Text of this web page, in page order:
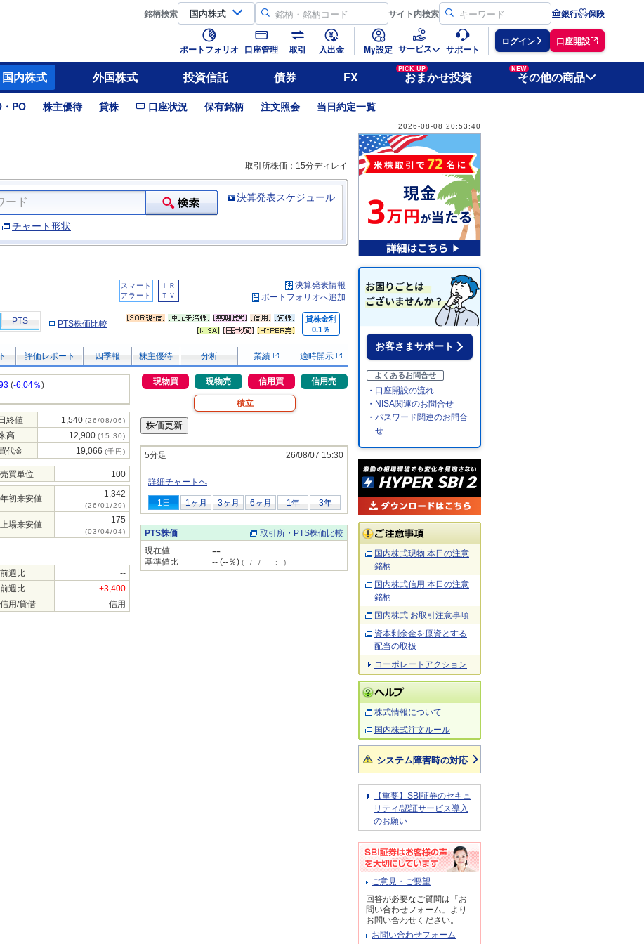
銘柄検索 サイト内検索 銀行 保険
ポートフォリオ 口座管理 取引 入出金 My設定 サービス サポート
ログイン 口座開設
国内株式 外国株式 投資信託 債券 FX
PICK UP
おまかせ投資
NEW
その他の商品
PO 株主優待 貸株 口座状況 保有銘柄 注文照会 当日約定一覧
2026-08-08 20:53:40
取引所株価：15分ディレイ
決算発表スケジュール
チャート形状
スマート
アラート
ＩＲ
ＴＶ
決算発表情報
ポートフォリオへ追加
PTS PTS株価比較
貸株金利
0.1％
評価レポート 四季報 株主優待 分析 業績 適時開示
(-6.04％)
終値 1,540 (26/08/06)
高 12,900 (15:30)
代金 19,066 (千円)
売買単位 100
年初来安値 1,342
(26/01/29)
上場来安値 175
(03/04/04)
前週比
--
前週比
+3,400
信用/貸借 信用
現物買 現物売 信用買 信用売
積立
5分足 26/08/07 15:30
詳細チャートへ
1日 1ヶ月 3ヶ月 6ヶ月 1年 3年
PTS株価
取引所・PTS株価比較
現在値
--
基準値比 -- (--％) (--/--/-- --:--)
お客さまサポート
よくあるお問合せ
・口座開設の流れ
・NISA関連のお問合せ
・パスワード関連のお問合
せ
国内株式現物 本日の注意
銘柄
国内株式信用 本日の注意
銘柄
国内株式 お取引注意事項
資本剰余金を原資とする
配当の取扱
コーポレートアクション
株式情報について
国内株式注文ルール
システム障害時の対応
【重要】SBI証券のセキュ
リティ/認証サービス導入
のお願い
ご意見・ご要望
回答が必要なご質問は「お
問い合わせフォーム」より
お問い合わせください。
お問い合わせフォーム